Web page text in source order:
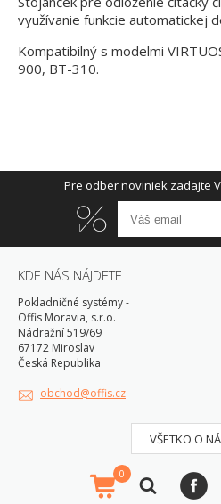
využívanie funkcie automatickej
Kompatibilný s modelmi
900, BT-310.
Pre odber noviniek zadajte
KDE NÁS NÁJDETE
Pokladničné systémy -
Offis Moravia, s.r.o.
Nádražní 519/69
67172 Miroslav
Česká Republika
obchod@offis.cz
VŠETKO O
0